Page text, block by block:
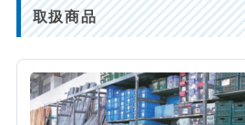
取扱商品